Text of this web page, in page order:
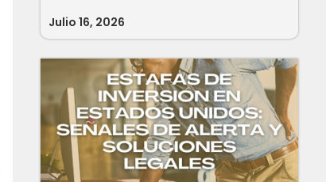
Julio 16, 2026